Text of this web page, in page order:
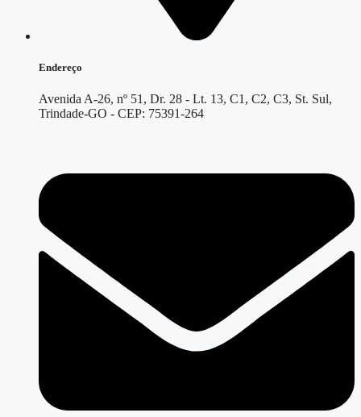
Endereço
Avenida A-26, nº 51, Dr. 28 - Lt. 13, C1, C2, C3, St. Sul,
Trindade-GO - CEP: 75391-264